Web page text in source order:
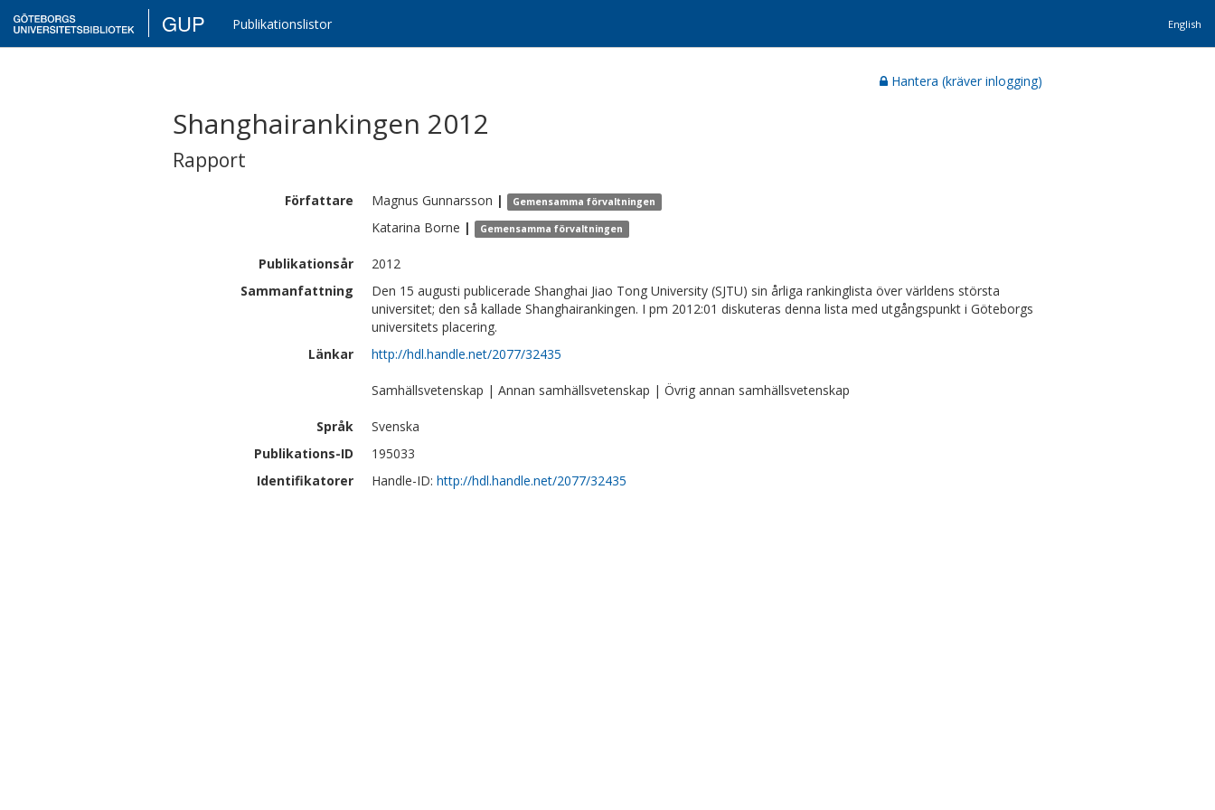
GUP Publikationslistor English
Hantera (kräver inlogging)
Shanghairankingen 2012
Rapport
Författare Magnus Gunnarsson | Gemensamma förvaltningen
Katarina Borne | Gemensamma förvaltningen
Publikationsår
2012
Sammanfattning
Den 15 augusti publicerade Shanghai Jiao Tong University (SJTU) sin årliga rankinglista över världens största
universitet; den så kallade Shanghairankingen. I pm 2012:01 diskuteras denna lista med utgångspunkt i Göteborgs
universitets placering.
Länkar
http://hdl.handle.net/2077/32435
Samhällsvetenskap | Annan samhällsvetenskap | Övrig annan samhällsvetenskap
Språk
Svenska
Publikations-ID
195033
Identifikatorer
Handle-ID: http://hdl.handle.net/2077/32435